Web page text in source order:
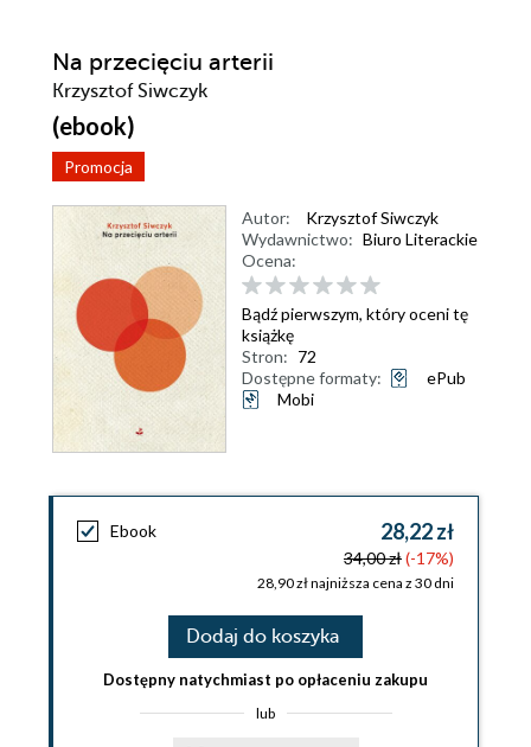
Na przecięciu arterii
Krzysztof Siwczyk
(ebook)
Promocja
Autor:
Krzysztof Siwczyk
Wydawnictwo: Biuro Literackie
Ocena:
Bądź pierwszym, który oceni tę
książkę
Stron: 72
Dostępne formaty:
ePub
Mobi
Ebook 28,22 zł
34,00 zł(-17%)
28,90 zł najniższa cena z 30 dni
Dodaj do koszyka
Dostępny natychmiast po opłaceniu zakupu
lub